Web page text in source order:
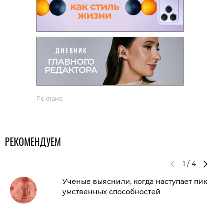
Реклама
РЕКОМЕНДУЕМ
1 / 4
Ученые выяснили, когда наступает пик
умственных способностей